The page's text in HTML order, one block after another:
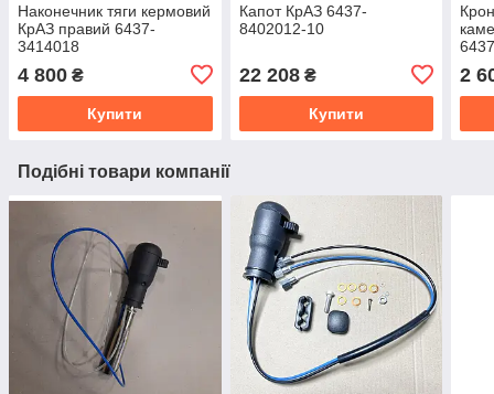
Наконечник тяги кермовий
КрАЗ правий 6437-
3414018
4 800 ₴
Купити
Капот КрАЗ 6437-
8402012-10
22 208₴
Купити
2
Подібні товари компанії